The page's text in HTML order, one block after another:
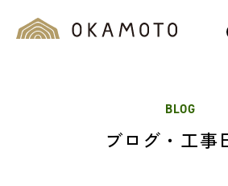
BLOG
ブログ・工事